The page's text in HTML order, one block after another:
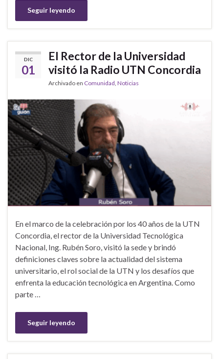
Seguir leyendo
DIC
01
El Rector de la Universidad
visitó la Radio UTN Concordia
Archivado en Comunidad, Noticias
En el marco de la celebración por los 40 años de la UTN
Concordia, el rector de la Universidad Tecnológica
Nacional, Ing. Rubén Soro, visitó la sede y brindó
definiciones claves sobre la actualidad del sistema
universitario, el rol social de la UTN y los desafíos que
enfrenta la educación tecnológica en Argentina. Como
parte …
Seguir leyendo